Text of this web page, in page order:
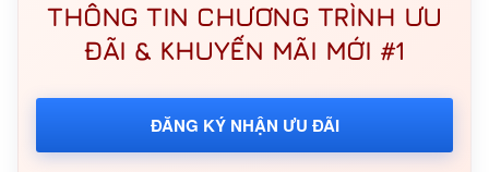
THÔNG TIN CHƯƠNG TRÌNH ƯU
ĐÃI & KHUYẾN MÃI MỚI #1
ĐĂNG KÝ NHẬN ƯU ĐÃI